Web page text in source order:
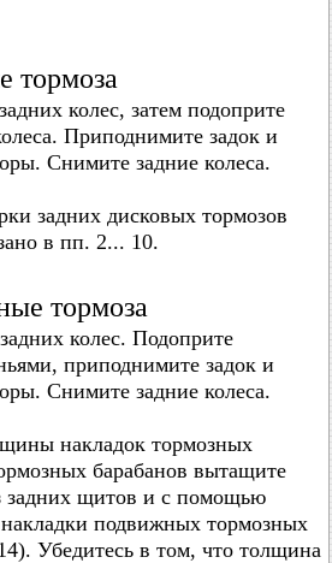
тормоза
колес, затем подоприте
Приподнимите задок и
Снимите задние колеса.
задних дисковых тормозов
в пп. 2... 10.
тормоза
колес. Подоприте
приподнимите задок и
Снимите задние колеса.
накладок тормозных
барабанов вытащите
задних щитов и с помощью
подвижных тормозных
Убедитесь в том, что толщина